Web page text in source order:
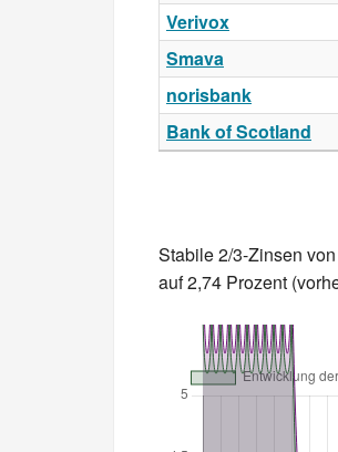
Verivox
Smava
norisbank
Bank of Scotland
Stabile 2/3-Zinsen
auf 2,74 Prozent